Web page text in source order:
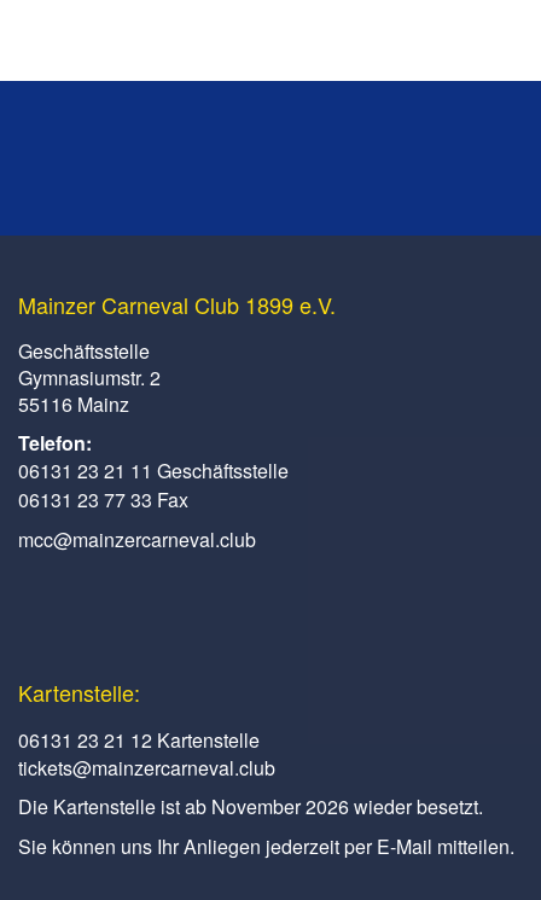
Mainzer Carneval Club 1899 e.V.
Geschäftsstelle
Gymnasiumstr. 2
55116 Mainz
Telefon:
06131 23 21 11 Geschäftsstelle
06131 23 77 33 Fax
mcc@mainzercarneval.club
Kartenstelle:
06131 23 21 12 Kartenstelle
tickets@mainzercarneval.club
Die Kartenstelle ist ab November 2026 wieder besetzt.
Sie können uns Ihr Anliegen jederzeit per E-Mail mitteilen.